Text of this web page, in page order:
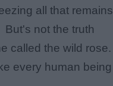
all that remains
But's not the truth
called the wild rose.
every human being